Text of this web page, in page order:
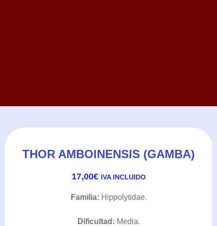
THOR AMBOINENSIS (GAMBA)
17,00€ IVA INCLUIDO
Familia: Hippolytidae.
Dificultad: Media.